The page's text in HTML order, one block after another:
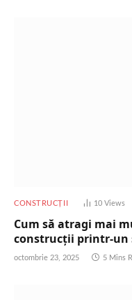
CONSTRUCȚII 10Views
Cum să atragi mai
construcții printr-un
octombrie 23, 2025 5 Mins